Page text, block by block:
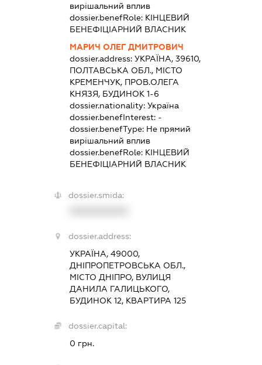
вирішальний вплив
dossier.benefRole: КІНЦЕВИЙ
БЕНЕФІЦІАРНИЙ ВЛАСНИК
МАРИЧ ОЛЕГ ДМИТРОВИЧ
dossier.address: УКРАЇНА, 39610,
ПОЛТАВСЬКА ОБЛ., МІСТО
КРЕМЕНЧУК, ПРОВ.ОЛЕГА
КНЯЗЯ, БУДИНОК 1-6
dossier.nationality: Україна
dossier.benefInterest: -
dossier.benefType: Не прямий
вирішальний вплив
dossier.benefRole: КІНЦЕВИЙ
БЕНЕФІЦІАРНИЙ ВЛАСНИК
dossier.smida:
dossier.address:
УКРАЇНА, 49000,
ДНІПРОПЕТРОВСЬКА ОБЛ.,
МІСТО ДНІПРО, ВУЛИЦЯ
ДАНИЛА ГАЛИЦЬКОГО,
БУДИНОК 12, КВАРТИРА 125
dossier.capital:
0 грн.